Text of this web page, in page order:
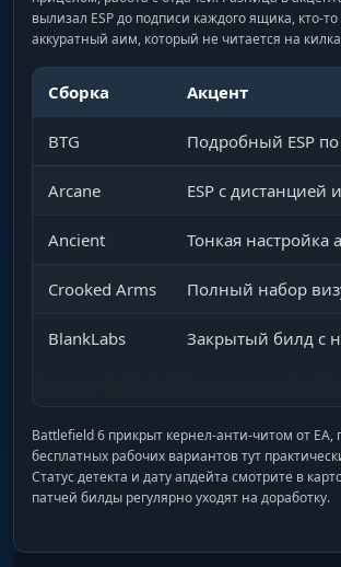
вылизал ESP до подписи каждого ящика, кто-то
аккуратный аим, который не читается на
Сборка Акцент
BTG Подробный ESP
Arcane ESP с
Ancient Тонкая
Crooked Arms Полный набор
BlankLabs Закрытый билд с
Battlefield 6 прикрыт кернел-анти-читом от EA,
бесплатных рабочих вариантов тут
Статус детекта и дату апдейта смотрите в
патчей билды регулярно уходят на доработку.